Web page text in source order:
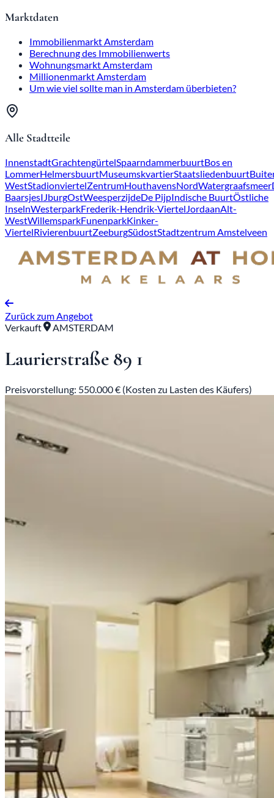
Marktdaten
Immobilienmarkt Amsterdam
Berechnung des Immobilienwerts
Wohnungsmarkt Amsterdam
Millionenmarkt Amsterdam
Um wie viel sollte man in Amsterdam überbieten?
Alle Stadtteile
InnenstadtGrachtengürtelSpaarndammerbuurtBos en
LommerHelmersbuurtMuseumskvartierStaatsliedenbuurt
WestStadionviertelZentrumHouthavensNordWatergraafsmeer
BaarsjesIJburgOstWeesperzijdeDe PijpIndische BuurtÖstliche
InselnWesterparkFrederik-Hendrik-ViertelJordaanAlt-
WestWillemsparkFunenparkKinker-
ViertelRivierenbuurtZeeburgSüdostStadtzentrum Amstelveen
Zurück zum Angebot
Verkauft
AMSTERDAM
Laurierstraße 89 1
Preisvorstellung: 550.000 € (Kosten zu Lasten des Käufers)